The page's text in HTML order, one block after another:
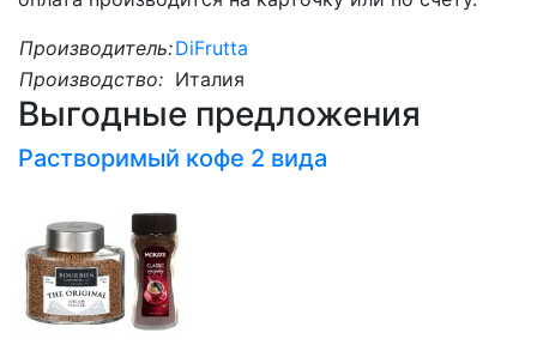
Производитель:DiFrutta
Производство: Италия
Выгодные предложения
Растворимый кофе 2 вида